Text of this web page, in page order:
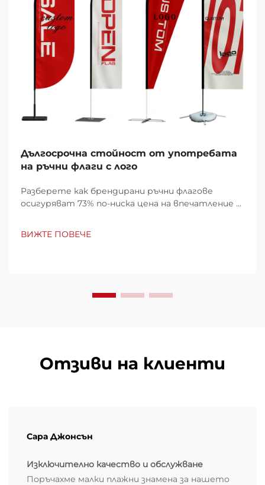
Дългосрочна стойност от употребата
на ръчни флаги с лого
Разберете как брендирани ръчни флагове
осигуряват 73% по-ниска цена на впечатление в
ВИЖТЕ ПОВЕЧЕ
Отзиви на клиенти
Сара Джонсън
Изключително качество и обслужване
Поръчахме малки плажни знамена за нашето